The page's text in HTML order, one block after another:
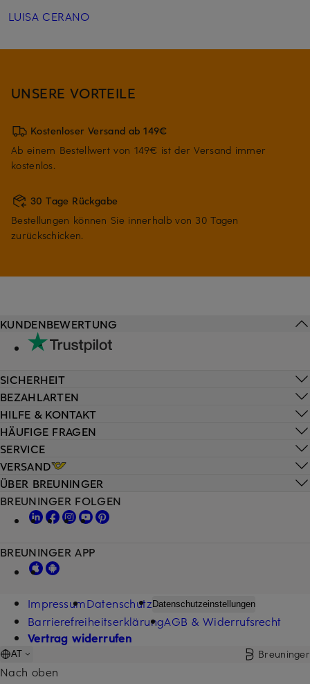
LUISA CERANO
UNSERE VORTEILE
Kostenloser Versand ab 149€
Ab einem Bestellwert von 149€ ist der Versand immer
kostenlos.
30 Tage Rückgabe
Bestellungen können Sie innerhalb von 30 Tagen
zurückschicken.
HILFE & KONTAKT
HÄUFIGE FRAGEN
SERVICE
VERSAND
KUNDENBEWERTUNG
SICHERHEIT
BEZAHLARTEN
ÜBER BREUNINGER
BREUNINGER FOLGEN
BREUNINGER APP
ImpressumDatenschutz Datenschutzeinstellungen
BarrierefreiheitserklärungAGB & Widerrufsrecht
Vertrag widerrufen
AT Breuninger
Nach oben